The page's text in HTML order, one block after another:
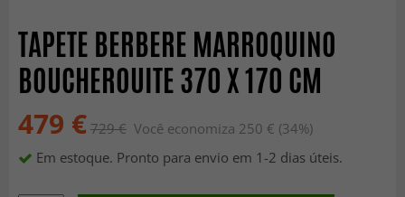
TAPETE BERBERE MARROQUINO
BOUCHEROUITE 370 X 170 CM
479 € 729 € Você economiza 250 € (34%)
Em estoque. Pronto para envio em 1-2 dias úteis.